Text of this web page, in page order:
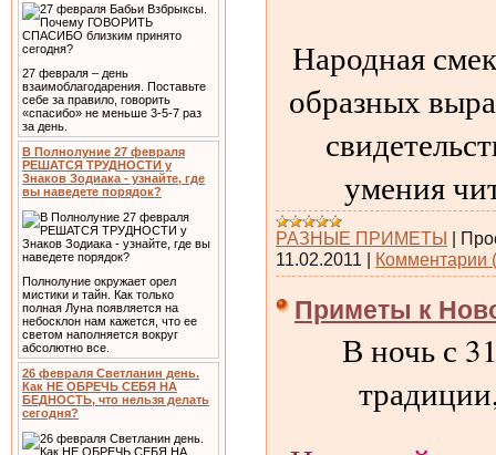
27 февраля – день
взаимоблагодарения. Поставьте
себе за правило, говорить
«спасибо» не меньше 3-5-7 раз
за день.
В Полнолуние 27 февраля
РЕШАТСЯ ТРУДНОСТИ у
Знаков Зодиака - узнайте, где
вы наведете порядок?
Полнолуние окружает орел
мистики и тайн. Как только
полная Луна появляется на
небосклон нам кажется, что ее
светом наполняется вокруг
абсолютно все.
26 февраля Светланин день.
Как НЕ ОБРЕЧЬ СЕБЯ НА
БЕДНОСТЬ, что нельзя делать
сегодня?
Народная
образных
умения
РАЗНЫЕ ПРИМЕТЫ |
11.02.2011 | Комментарии
Приметы к
В ночь с